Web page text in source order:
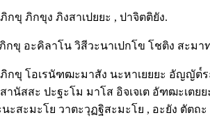
กขุ ภิกขุง ภิงสาเปยยะ , ปาจิตติยัง.
กขุ อะคิลาโน วิสีวะนาเปกโข โชติง สะมา
กขุ โอเรนัฑฒะมาสัง นะหาเยยยะ อัญญัต๎
านัสสะ ปะฐะโม มาโส อิจเจเต อัฑฒะเต
ะสะมะโย วาตะวุฏฐิสะมะโย , อะยัง ตัตถะ